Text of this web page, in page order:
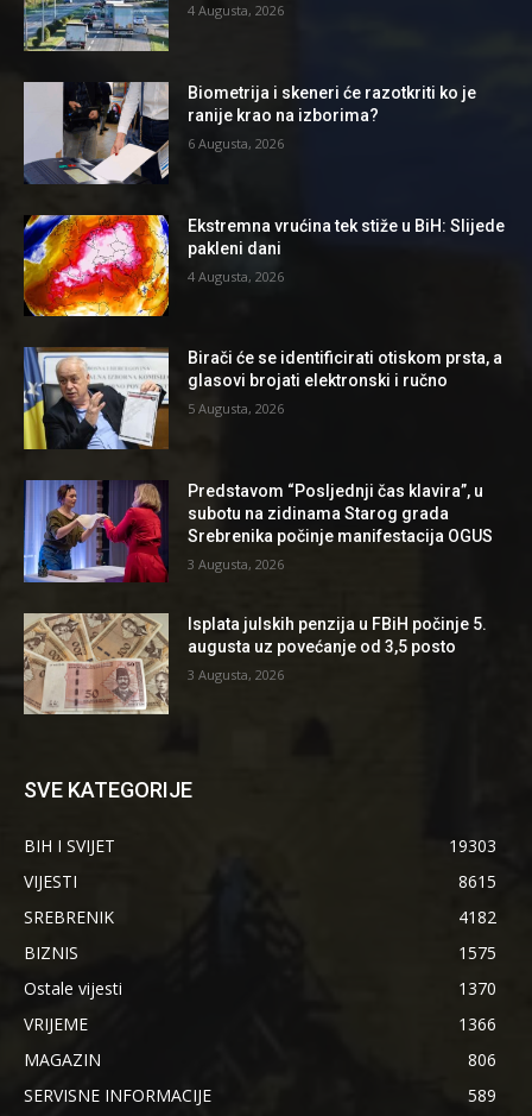
4 Augusta, 2026
Biometrija i skeneri će razotkriti ko je
ranije krao na izborima?
6 Augusta, 2026
Ekstremna vrućina tek stiže u BiH: Slijede
pakleni dani
4 Augusta, 2026
Birači će se identificirati otiskom prsta, a
glasovi brojati elektronski i ručno
5 Augusta, 2026
Predstavom “Posljednji čas klavira”, u
subotu na zidinama Starog grada
Srebrenika počinje manifestacija OGUS
3 Augusta, 2026
Isplata julskih penzija u FBiH počinje 5.
augusta uz povećanje od 3,5 posto
3 Augusta, 2026
SVE KATEGORIJE
BIH I SVIJET
19303
VIJESTI
8615
SREBRENIK
4182
BIZNIS
1575
Ostale vijesti
1370
VRIJEME
1366
MAGAZIN
806
SERVISNE INFORMACIJE
589